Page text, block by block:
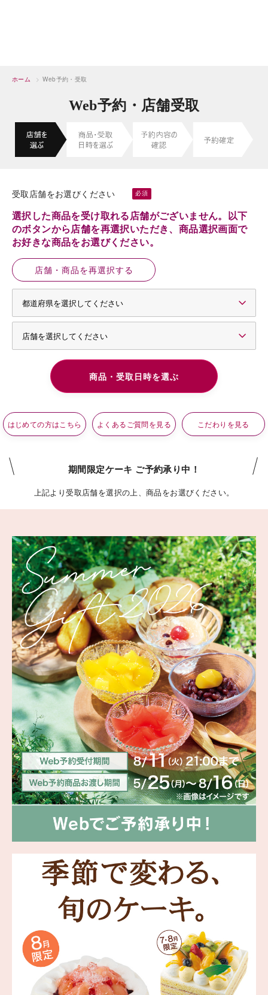
ホーム > Web予約・受取
Web予約・店舗受取
受取店舗をお選びください
選択した商品を受け取れる店舗がございません。以下
のボタンから店舗を再選択いただき、商品選択画面で
お好きな商品をお選びください。
店舗・商品を再選択する
はじめての方はこちら よくあるご質問を見る こだわりを見る
期間限定ケーキ ご予約承り中！
上記より受取店舗を選択の上、商品をお選びください。
Indonesia
Thailand